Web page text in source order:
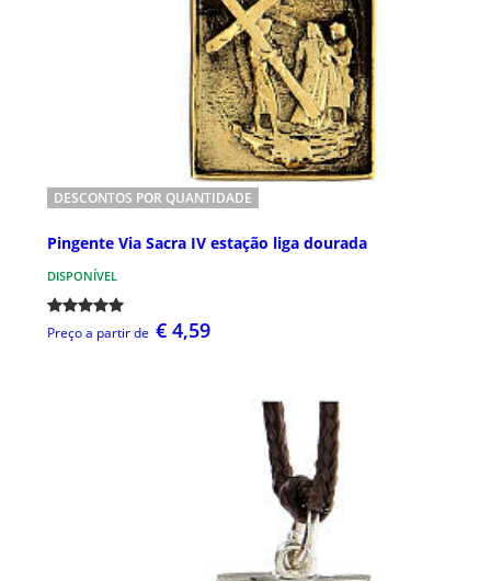
DESCONTOS POR QUANTIDADE
Pingente Via Sacra IV estação liga dourada
DISPONÍVEL
Preço a partir de € 4,59